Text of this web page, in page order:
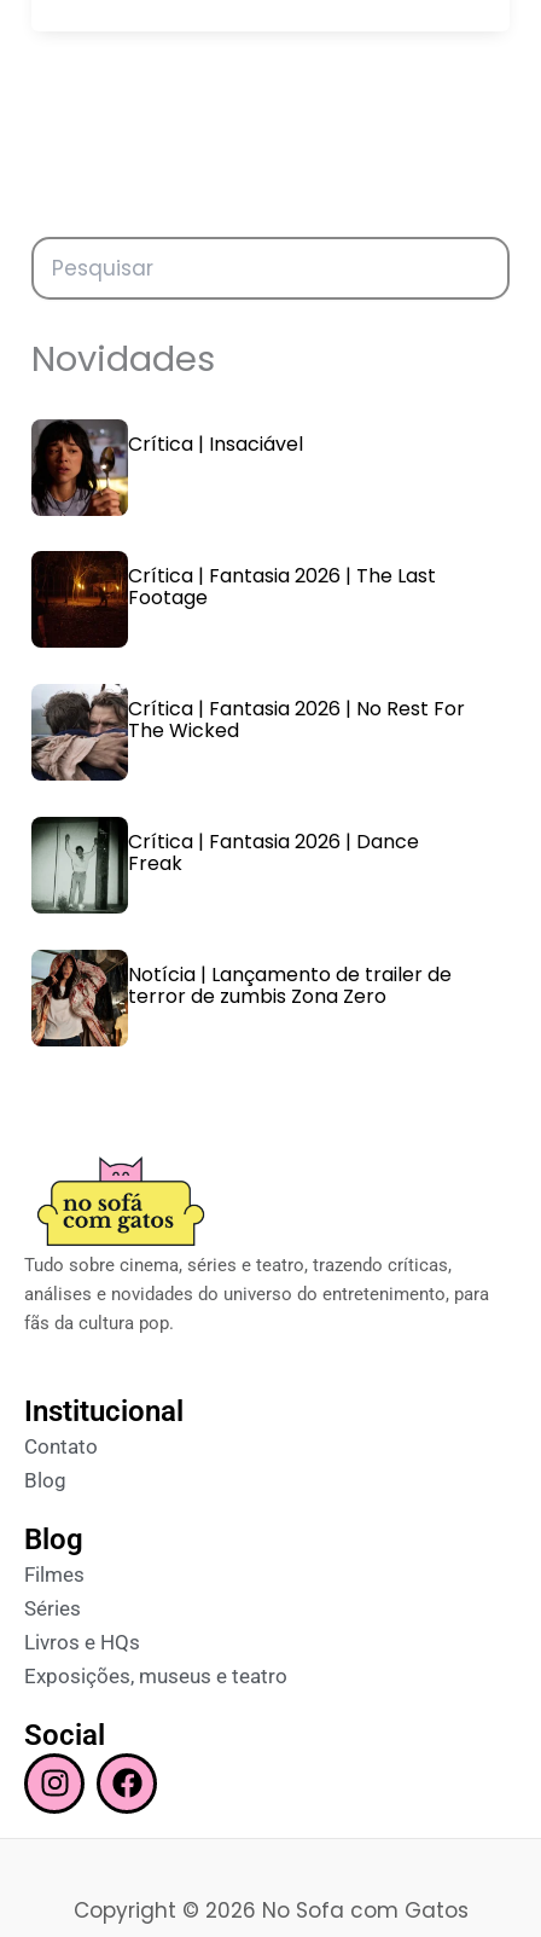
Novidades
Crítica | Insaciável
Crítica | Fantasia 2026 | The Last
Footage
Crítica | Fantasia 2026 | No Rest For
The Wicked
Crítica | Fantasia 2026 | Dance
Freak
Notícia | Lançamento de trailer de
terror de zumbis Zona Zero
Tudo sobre cinema, séries e teatro, trazendo críticas,
análises e novidades do universo do entretenimento, para
fãs da cultura pop.
Institucional
Contato
Blog
Blog
Filmes
Séries
Livros e HQs
Exposições, museus e teatro
Social
I
n
s
F
a
c
o
Copyright © 2026 No Sofa com Gatos